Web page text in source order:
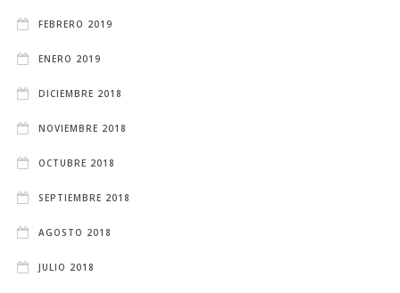
FEBRERO 2019
ENERO 2019
DICIEMBRE 2018
NOVIEMBRE 2018
OCTUBRE 2018
SEPTIEMBRE 2018
AGOSTO 2018
JULIO 2018